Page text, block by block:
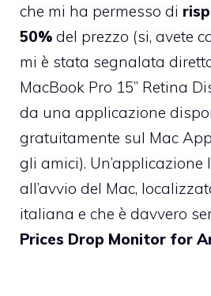
che mi ha permesso di
50% del prezzo (si, avete
mi è stata segnalata
MacBook Pro 15” Retina
da una applicazione
gratuitamente sul Mac
gli amici). Un’applicazione
all’avvio del Mac,
italiana e che è davvero
Prices Drop Monitor for